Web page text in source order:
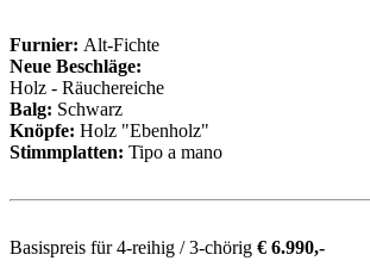
Furnier: Alt-Fichte
Neue Beschläge:
Holz - Räuchereiche
Balg: Schwarz
Knöpfe: Holz "Ebenholz"
Stimmplatten: Tipo a mano
Basispreis für 4-reihig / 3-chörig € 6.990,-